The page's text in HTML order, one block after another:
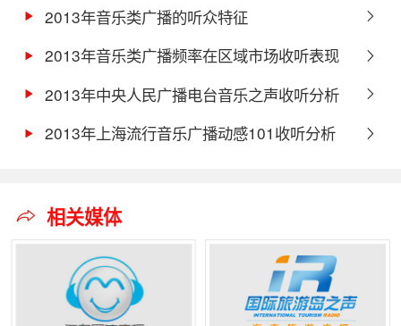
2013年音乐类广播的听众特征
2013年音乐类广播频率在区域市场收听表现
2013年中央人民广播电台音乐之声收听分析
2013年上海流行音乐广播动感101收听分析
相关媒体